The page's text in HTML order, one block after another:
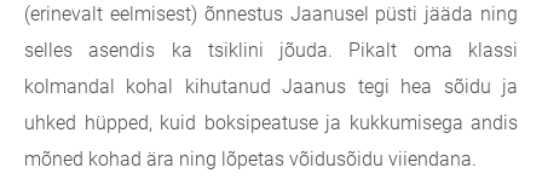
(erinevalt eelmisest) õnnestus Jaanusel püsti jääda ning
selles asendis ka tsiklini jõuda. Pikalt oma klassi
kolmandal kohal kihutanud Jaanus tegi hea sõidu ja
uhked hüpped, kuid boksipeatuse ja kukkumisega andis
mõned kohad ära ning lõpetas võidusõidu viiendana.